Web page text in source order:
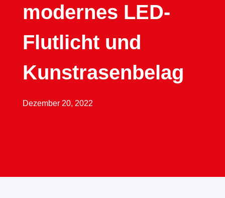
modernes LED-
Flutlicht und
Kunstrasenbelag
Dezember 20, 2022